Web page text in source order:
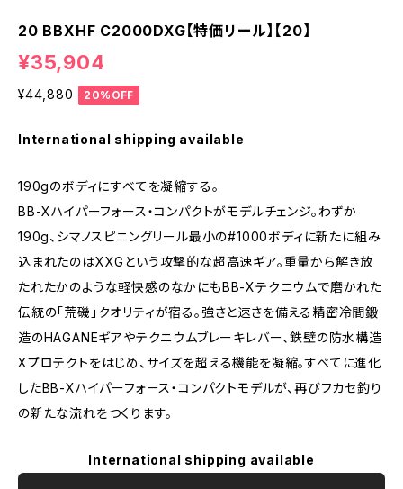
20 BBXHF C2000DXG【特価リール】【20】
¥35,904
¥44,880 20%OFF
International shipping available
190gのボディにすべてを凝縮する。
BB-Xハイパーフォース・コンパクトがモデルチェンジ。わずか
190g、シマノスピニングリール最小の#1000ボディに新たに組み
込まれたのはXXGという攻撃的な超高速ギア。重量から解き放
たれたかのような軽快感のなかにもBB-Xテクニウムで磨かれた
伝統の「荒磯」クオリティが宿る。強さと速さを備える精密冷間鍛
造のHAGANEギアやテクニウムブレーキレバー、鉄壁の防水構造
Xプロテクトをはじめ、サイズを超える機能を凝縮。すべてに進化
したBB-Xハイパーフォース・コンパクトモデルが、再びフカセ釣り
の新たな流れをつくります。
International shipping available